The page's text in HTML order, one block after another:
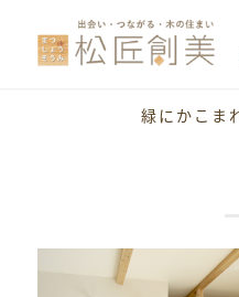
緑にかこま